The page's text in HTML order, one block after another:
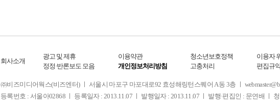
회사소개
광고 및 제휴
정정·반론보도 모음
이용약관
개인정보처리방침
청소년보호정책
고충처리
이용자
편집규
㈜비즈미디어웍스(비즈엔터) ㅣ 서울시 마포구 마포대로92 효성해링턴스퀘어 A동 3층 ㅣ
등록번호 : 서울아02868 ㅣ 등록일자 : 2013.11.07 ㅣ 발행일자 : 2013.11.07 ㅣ 발행·편집인 : 문연배 ㅣ